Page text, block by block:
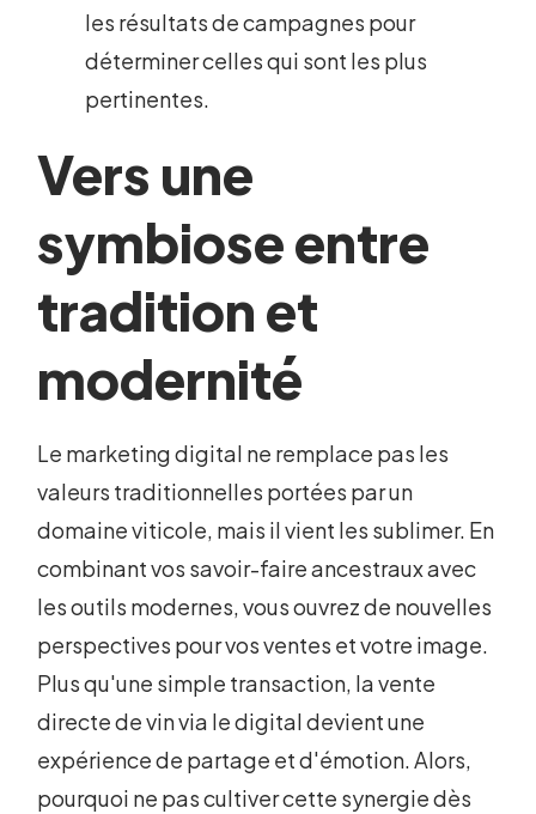
les résultats de campagnes pour
déterminer celles qui sont les plus
pertinentes.
Vers une
symbiose entre
tradition et
modernité
Le marketing digital ne remplace pas les
valeurs traditionnelles portées par un
domaine viticole, mais il vient les sublimer. En
combinant vos savoir-faire ancestraux avec
les outils modernes, vous ouvrez de nouvelles
perspectives pour vos ventes et votre image.
Plus qu'une simple transaction, la vente
directe de vin via le digital devient une
expérience de partage et d'émotion. Alors,
pourquoi ne pas cultiver cette synergie dès